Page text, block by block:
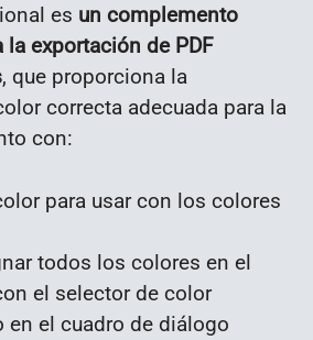
es un complemento
exportación de PDF
, que proporciona la
correcta adecuada para la
con:
para usar con los colores
todos los colores en el
el selector de color
en el cuadro de diálogo